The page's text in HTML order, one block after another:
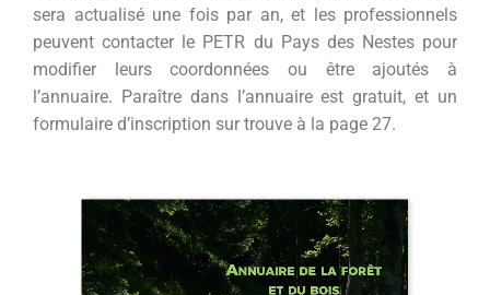
sera actualisé une fois par an, et les professionnels
peuvent contacter le PETR du Pays des Nestes pour
modifier leurs coordonnées ou être ajoutés à
l’annuaire. Paraître dans l’annuaire est gratuit, et un
formulaire d’inscription sur trouve à la page 27.